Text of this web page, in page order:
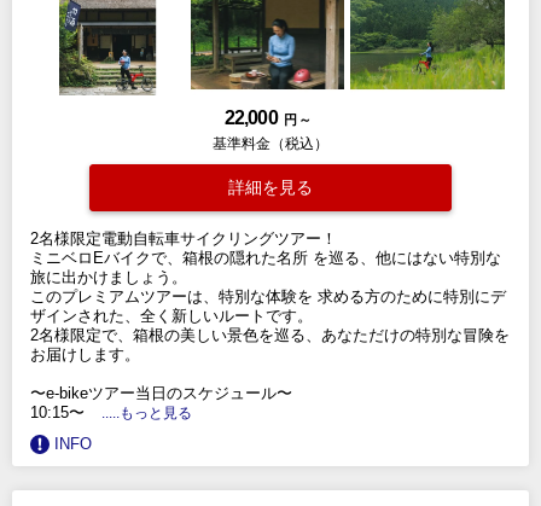
22,000 円 ～
基準料金（税込）
詳細を見る
2名様限定電動自転車サイクリングツアー！
ミニベロEバイクで、箱根の隠れ​​た名所 を巡る、他にはない特別な
旅に出かけましょう。
このプレミアムツアーは、特別な体験を 求める方のために特別にデ
ザインされた、全く新しいルートです。
2名様限定で、箱根の美しい景色を巡る、あなただけの特別な冒険を
お届けします。
〜e-bikeツアー当日のスケジュール〜
10:15〜
.....もっと見る
INFO